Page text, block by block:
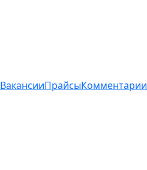
ВакансииПрайсыКомментарии